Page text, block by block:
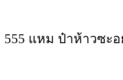
555 แหม ป๋าห้าวซะ